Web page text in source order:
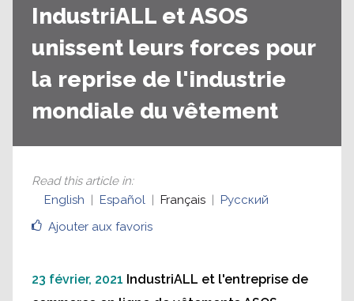
IndustriALL et ASOS
unissent leurs forces pour
la reprise de l'industrie
mondiale du vêtement
Ajouter aux favoris
Read this article in:
English
Español Français Русский
23 février, 2021 IndustriALL et l'entreprise de